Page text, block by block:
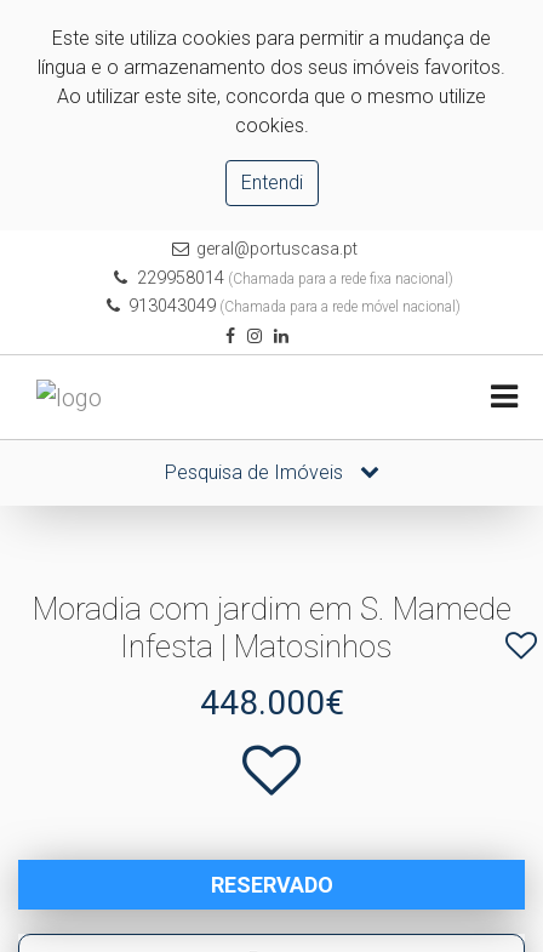
Este site utiliza cookies para permitir a mudança de
língua e o armazenamento dos seus imóveis favoritos.
Ao utilizar este site, concorda que o mesmo utilize
cookies.
Entendi
geral@portuscasa.pt
229958014(Chamada para a rede fixa nacional)
913043049 (Chamada para a rede móvel nacional)
Pesquisa de Imóveis
Moradia com jardim em S. Mamede
Infesta | Matosinhos
448.000€
RESERVADO